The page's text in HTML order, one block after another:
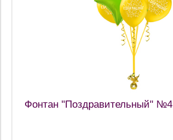
Фонтан "Поздравительный" №4